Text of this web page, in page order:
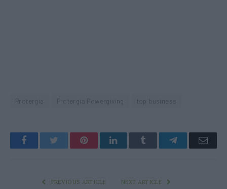
Facebook Twitter PinterestLinkedIn Tumblr Telegram
PREVIOUS ARTICLE NEXT ARTICLE